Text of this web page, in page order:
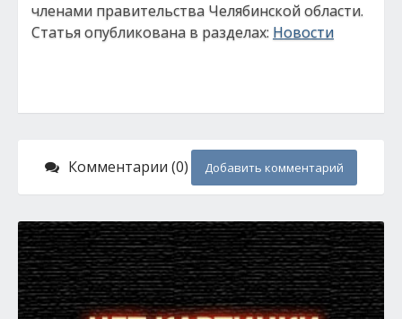
членами правительства Челябинской области.
Статья опубликована в разделах: Новости
Комментарии (0) Добавить комментарий